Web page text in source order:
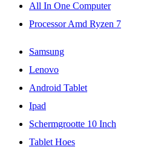
All In One Computer
Processor Amd Ryzen 7
Samsung
Lenovo
Android Tablet
Ipad
Schermgrootte 10 Inch
Tablet Hoes